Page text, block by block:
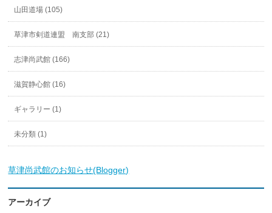
山田道場 (105)
草津市剣道連盟 南支部 (21)
志津尚武館 (166)
滋賀静心館 (16)
ギャラリー (1)
未分類 (1)
草津尚武館のお知らせ(Blogger)
アーカイブ